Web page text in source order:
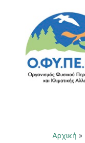
περιεχόμενο
Αρχική